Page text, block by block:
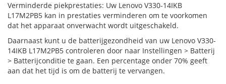
Verminderde piekprestaties: Uw Lenovo V330-14IKB
L17M2PB5 kan in prestaties verminderen om te voorkomen
dat het apparaat onverwacht wordt uitgeschakeld.
Daarnaast kunt u de batterijgezondheid van uw Lenovo V330-
14IKB L17M2PB5 controleren door naar Instellingen > Batterij
> Batterijconditie te gaan. Een percentage onder 70% geeft
aan dat het tijd is om de batterij te vervangen.